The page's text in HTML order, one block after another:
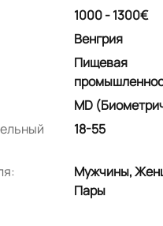
1000 - 1300€
Венгрия
Пищевая
MD
18-55
Мужчины,
Пары